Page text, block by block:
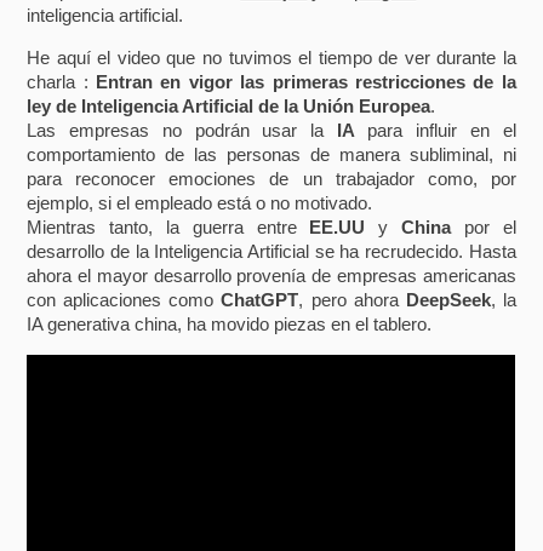
inteligencia artificial.
He aquí el video que no tuvimos el tiempo de ver durante la
charla : Entran en vigor las primeras restricciones de la
ley de Inteligencia Artificial de la Unión Europea.
Las empresas no podrán usar la IA para influir en el
comportamiento de las personas de manera subliminal, ni
para reconocer emociones de un trabajador como, por
ejemplo, si el empleado está o no motivado.
Mientras tanto, la guerra entre EE.UU yChinapor el
desarrollo de la Inteligencia Artificial se ha recrudecido. Hasta
ahora el mayor desarrollo provenía de empresas americanas
con aplicaciones comoChatGPT, pero ahora DeepSeek, la
IA generativa china, ha movido piezas en el tablero.